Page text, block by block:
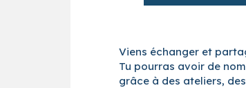
Viens échanger et
Tu pourras avoir de
grâce à des ateliers,